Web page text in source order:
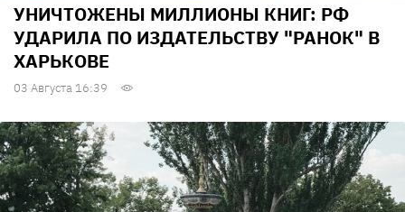
УНИЧТОЖЕНЫ МИЛЛИОНЫ КНИГ: РФ
УДАРИЛА ПО ИЗДАТЕЛЬСТВУ "РАНОК" В
ХАРЬКОВЕ
03 Августа 16:39